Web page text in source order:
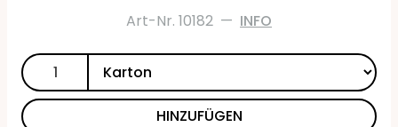
Art-Nr. 10182 — INFO
HINZUFÜGEN